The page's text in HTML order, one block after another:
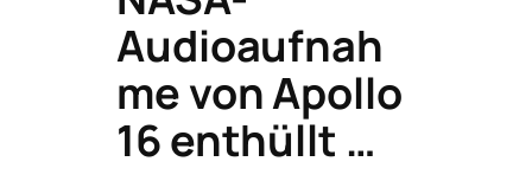
Audioaufnah
me von Apollo
16 enthüllt …